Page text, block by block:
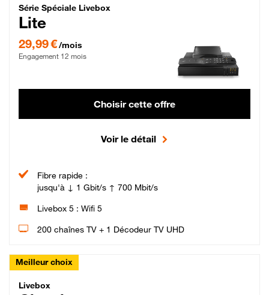
Série Spéciale Livebox Lite Fibre
Série Spéciale Livebox
Lite
29,99 €/mois
Engagement 12 mois
Choisir cette offre
Voir le détail
Fibre rapide :
jusqu'à ↓ 1 Gbit/s ↑ 700 Mbit/s
Livebox 5 : Wifi 5
200 chaînes TV + 1 Décodeur TV UHD
Meilleur choix
Livebox Classic Fibre
Livebox